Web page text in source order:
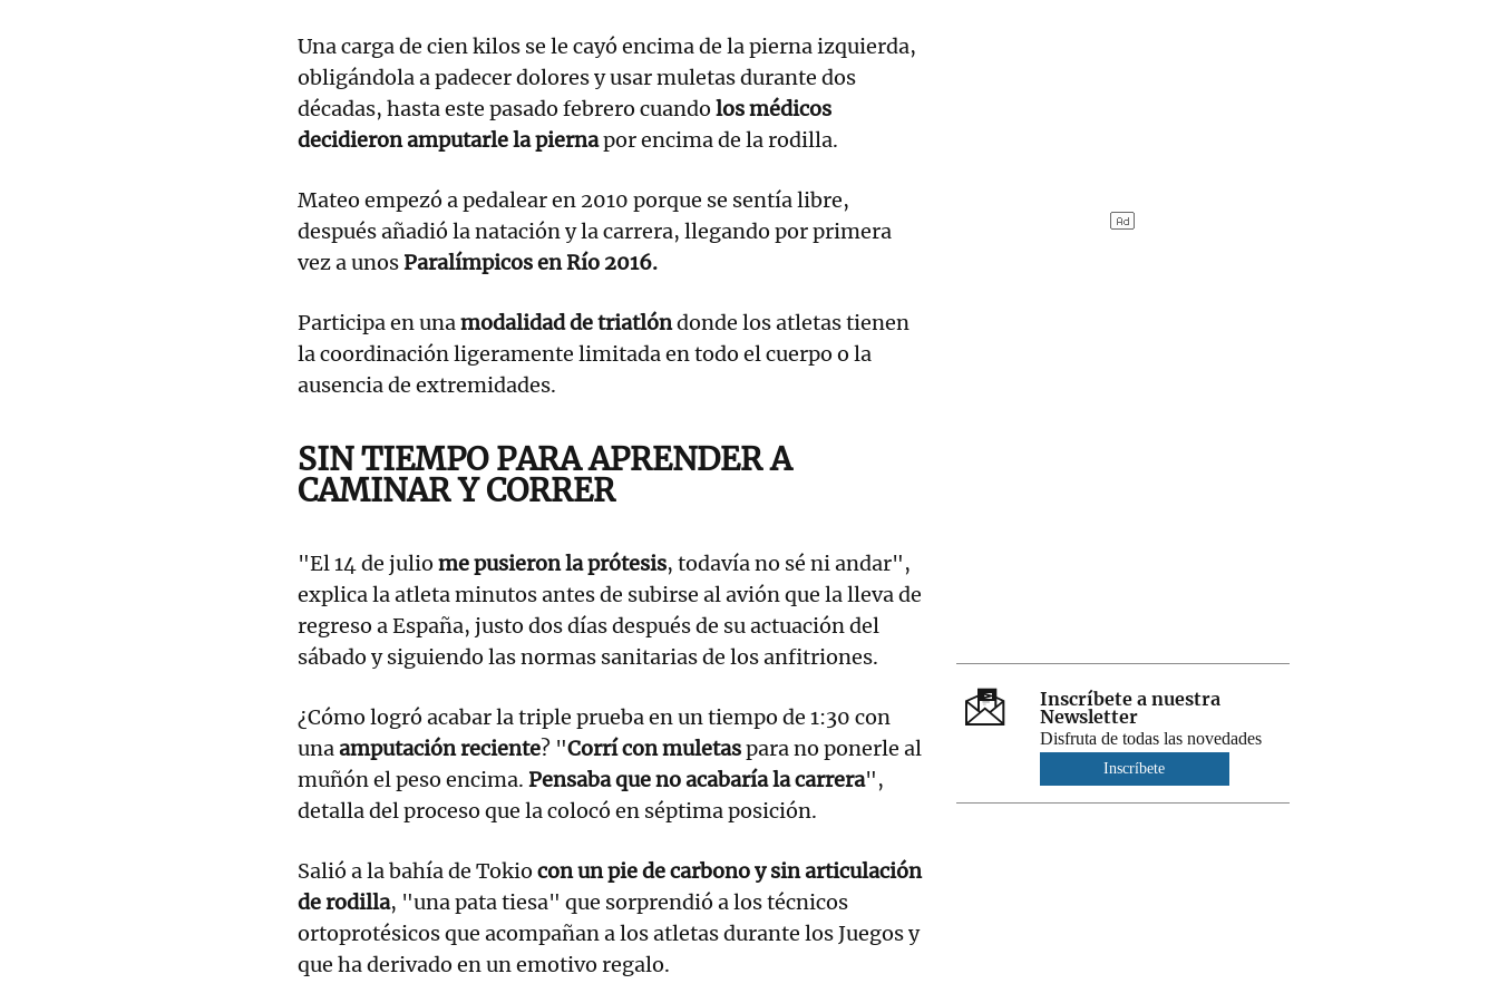
Una carga de cien kilos se le cayó encima de la pierna izquierda,
obligándola a padecer dolores y usar muletas durante dos
décadas, hasta este pasado febrero cuando los médicos
decidieron amputarle la piernapor encima de la rodilla.
Mateo empezó a pedalear en 2010 porque se sentía libre,
después añadió la natación y la carrera, llegando por primera
vez a unosParalímpicos en Río 2016.
Participa en unamodalidad de triatlóndonde los atletas tienen
la coordinación ligeramente limitada en todo el cuerpo o la
ausencia de extremidades.
SIN TIEMPO PARA APRENDER A
CAMINAR Y CORRER
"El 14 de julio me pusieron la prótesis, todavía no sé ni andar",
explica la atleta minutos antes de subirse al avión que la lleva de
regreso a España, justo dos días después de su actuación del
sábado y siguiendo las normas sanitarias de los anfitriones.
¿Cómo logró acabar la triple prueba en un tiempo de 1:30 con
unaamputación reciente? "Corrí con muletaspara no ponerle al
muñón el peso encima. Pensaba que no acabaría la carrera",
detalla del proceso que la colocó en séptima posición.
Salió a la bahía de Tokio con un pie de carbono y sin articulación
de rodilla, "una pata tiesa" que sorprendió a los técnicos
ortoprotésicos que acompañan a los atletas durante los Juegos y
que ha derivado en un emotivo regalo.
Inscríbete a nuestra
Newsletter
Disfruta de todas las novedades
Inscríbete